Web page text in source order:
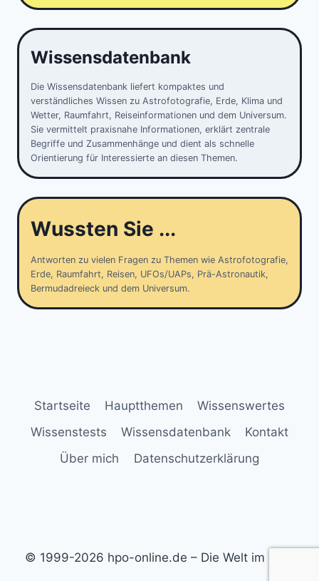
Wissensdatenbank
Die Wissensdatenbank liefert kompaktes und
verständliches Wissen zu Astrofotografie, Erde, Klima und
Wetter, Raumfahrt, Reiseinformationen und dem Universum.
Sie vermittelt praxisnahe Informationen, erklärt zentrale
Begriffe und Zusammenhänge und dient als schnelle
Orientierung für Interessierte an diesen Themen.
Wussten Sie ...
Antworten zu vielen Fragen zu Themen wie Astrofotografie,
Erde, Raumfahrt, Reisen, UFOs/UAPs, Prä-Astronautik,
Bermudadreieck und dem Universum.
Startseite Hauptthemen
Wissenswertes
Wissenstests
Wissensdatenbank
Kontakt
Über mich
Datenschutzerklärung
© 1999-2026 hpo-online.de – Die Welt im Blick